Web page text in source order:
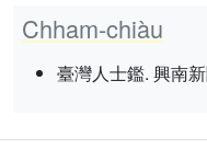
Chham-chiàu
臺灣人士鑑. 興南